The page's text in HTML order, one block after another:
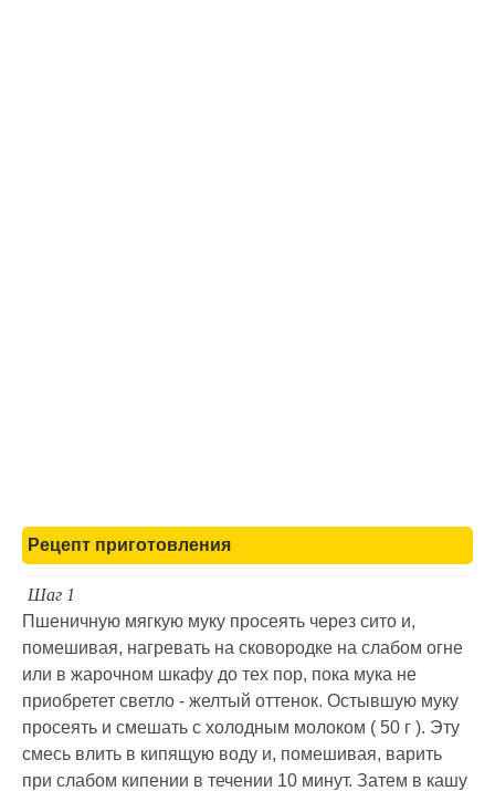
Рецепт приготовления
Шаг 1
Пшеничную мягкую муку просеять через сито и,
помешивая, нагревать на сковородке на слабом огне
или в жарочном шкафу до тех пор, пока мука не
приобретет светло - желтый оттенок. Остывшую муку
просеять и смешать с холодным молоком ( 50 г ). Эту
смесь влить в кипящую воду и, помешивая, варить
при слабом кипении в течении 10 минут. Затем в кашу